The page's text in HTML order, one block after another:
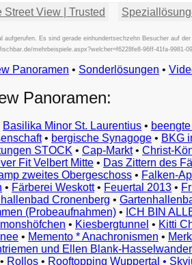
Street View | Trusted
Es sind gerade einhundertsechzehn Besucher auf
mehrbeispiele.aspx?welcher=f6228fe8-96ff-41fa-9981-
Beispiele
Exemples
Vorbeelden
Przykłady
Ejemplos
Örnekler
Παραδείγματα
Примеры
示
例
例
Panoramen • Sonderlösungen •
Panoramen:
Basilika Minor St. Laurentius •
• bergische Synagoge • BKG
STOCK • Cap-Markt• Christ-
Fit Velbert Mitte • Das Zittern des
zweites Obergeschoss • Falken-
• Färberei Weskott• Feuertal 2013 •
Cronenberg •
(Probeaufnahmen) • ICH BIN
• Kiesbergtunnel • Kitti
• Memento * Anachronismen •
und Ellen Blank-Hasselwander
• Rollos • Rooftopping Wuppertal •